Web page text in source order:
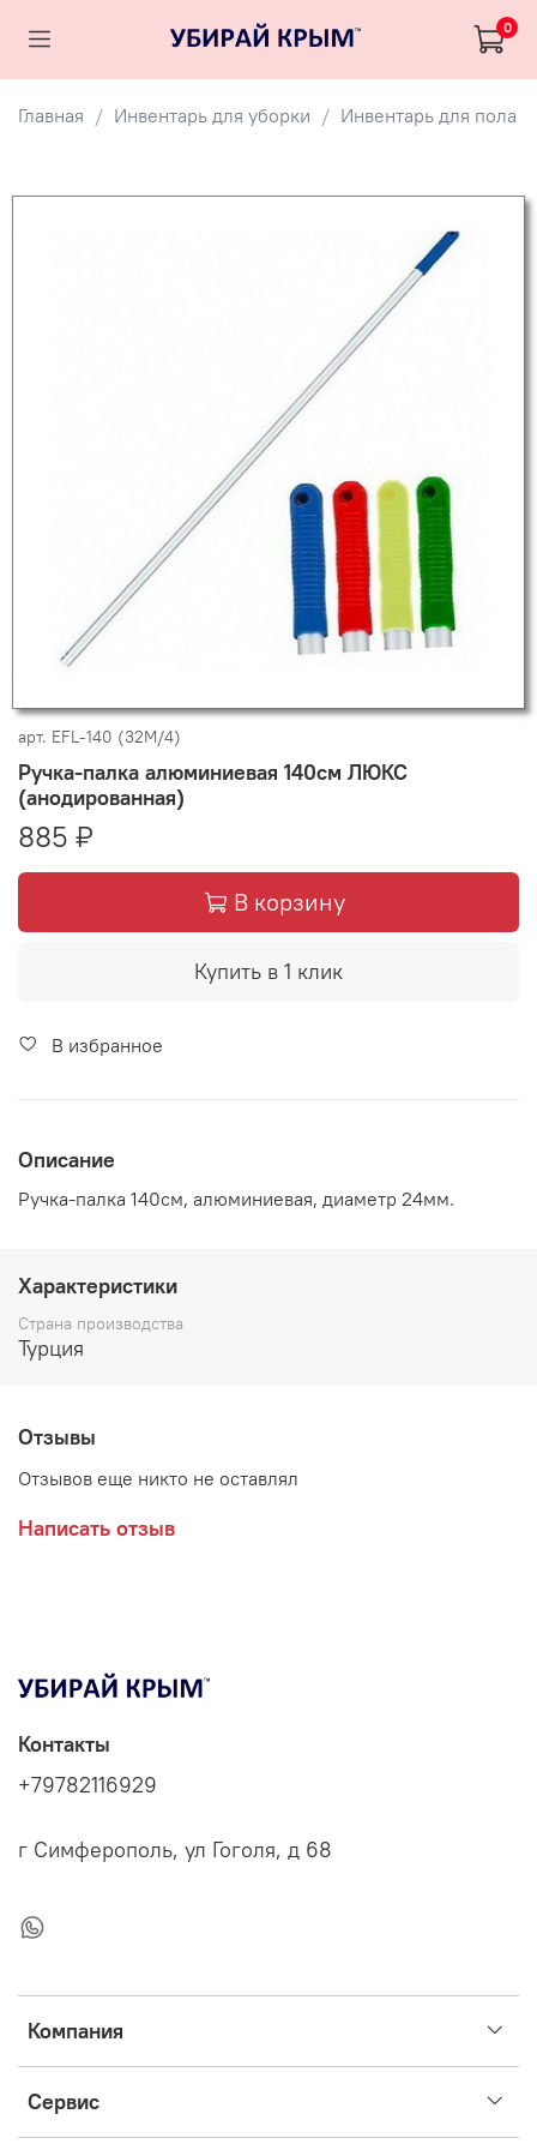
0
Главная Инвентарь для уборки Инвентарь для пола
арт. EFL-140 (32М/4)
Ручка-палка алюминиевая 140см ЛЮКС
(анодированная)
885 ₽
В корзину
Купить в 1 клик
В избранное
Описание
Ручка-палка 140см, алюминиевая, диаметр 24мм.
Характеристики
Страна производства
Турция
Отзывы
Отзывов еще никто не оставлял
Написать отзыв
Компания
Сервис
Контакты
+79782116929
г Симферополь, ул Гоголя, д 68